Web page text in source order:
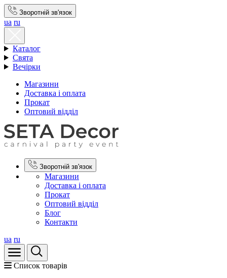
Зворотній зв'язок
ua ru
Каталог
Свята
Вечірки
Магазини
Доставка і оплата
Прокат
Оптовий відділ
Зворотній зв'язок
Магазини
Доставка і оплата
Прокат
Оптовий відділ
Блог
Контакти
ua ru
Список товарів